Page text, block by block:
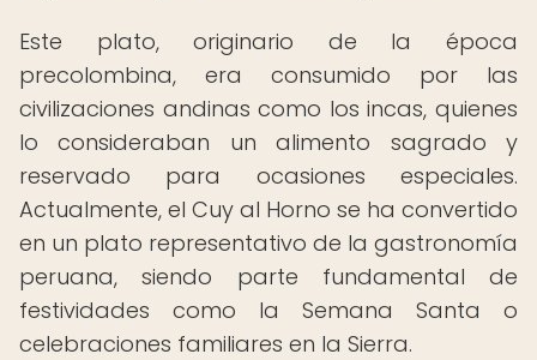
Este plato, originario de la época
precolombina, era consumido por las
civilizaciones andinas como los incas, quienes
lo consideraban un alimento sagrado y
reservado para ocasiones especiales.
Actualmente, el Cuy al Horno se ha convertido
en un plato representativo de la gastronomía
peruana, siendo parte fundamental de
festividades como la Semana Santa o
celebraciones familiares en la Sierra.